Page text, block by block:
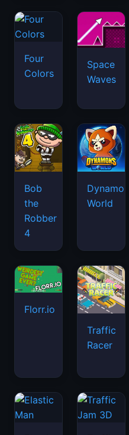
Four
Colors
Space
Waves
Bob
the
Robber
4
Dynamons
World
Florr.io
Traffic
Racer